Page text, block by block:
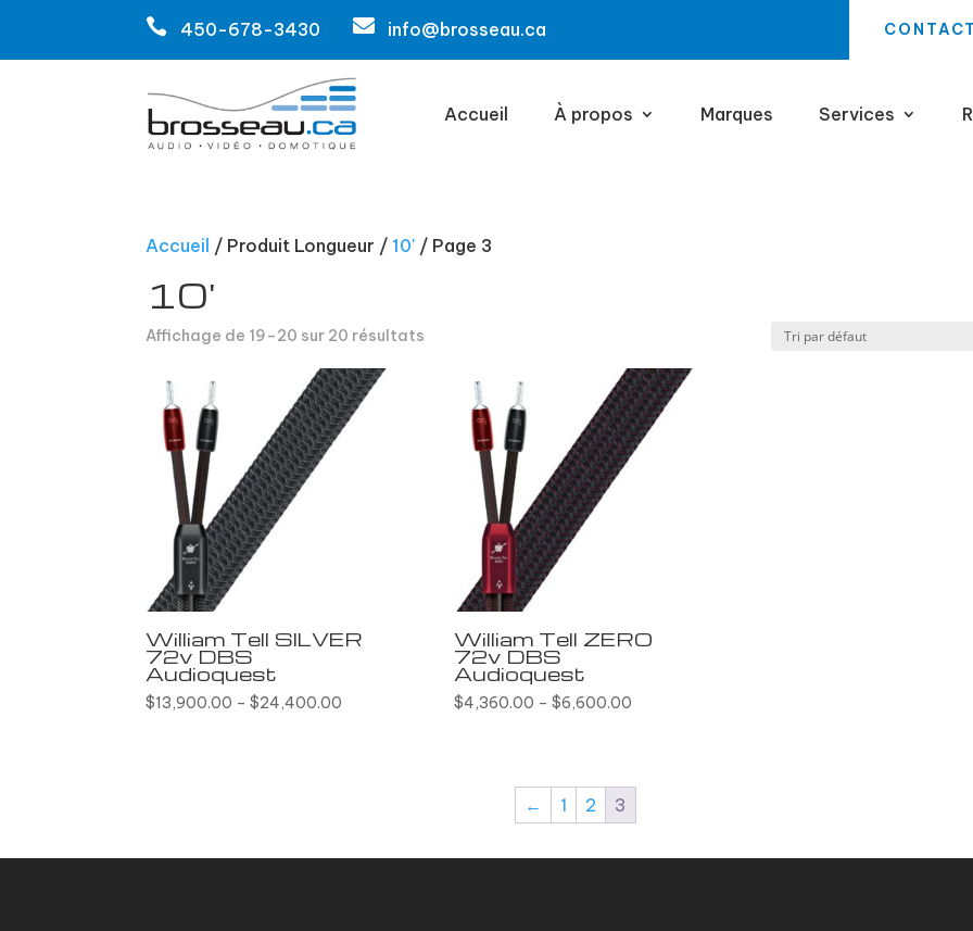
 450-678-3430  info@brosseau.ca CONTACT
Accueil À propos Marques Services
Accueil / Produit Longueur /10' / Page 3
10'
Affichage de 19–20 sur 20 résultats
William Tell SILVER
72v DBS
Audioquest
$13,900.00 –$24,400.00
William Tell ZERO
72v DBS
Audioquest
$4,360.00 – $6,600.00
← 1 2 3